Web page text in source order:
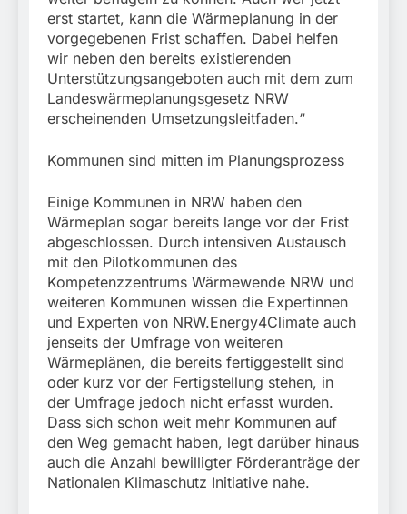
erst startet, kann die Wärmeplanung in der
vorgegebenen Frist schaffen. Dabei helfen
wir neben den bereits existierenden
Unterstützungsangeboten auch mit dem zum
Landeswärmeplanungsgesetz NRW
erscheinenden Umsetzungsleitfaden.“
Kommunen sind mitten im Planungsprozess
Einige Kommunen in NRW haben den
Wärmeplan sogar bereits lange vor der Frist
abgeschlossen. Durch intensiven Austausch
mit den Pilotkommunen des
Kompetenzzentrums Wärmewende NRW und
weiteren Kommunen wissen die Expertinnen
und Experten von NRW.Energy4Climate auch
jenseits der Umfrage von weiteren
Wärmeplänen, die bereits fertiggestellt sind
oder kurz vor der Fertigstellung stehen, in
der Umfrage jedoch nicht erfasst wurden.
Dass sich schon weit mehr Kommunen auf
den Weg gemacht haben, legt darüber hinaus
auch die Anzahl bewilligter Förderanträge der
Nationalen Klimaschutz Initiative nahe.